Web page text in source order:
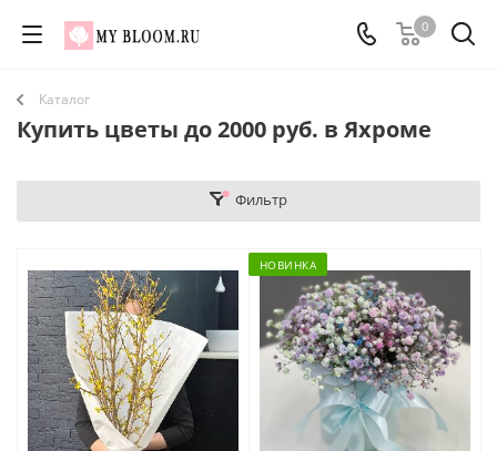
0
Каталог
Купить цветы до 2000 руб. в Яхроме
Фильтр
НОВИНКА